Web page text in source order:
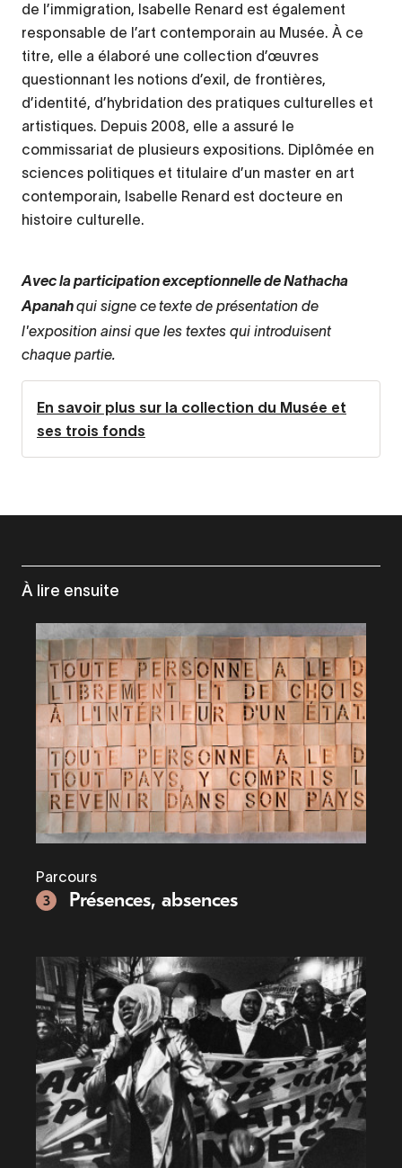
de l’immigration, Isabelle Renard est également
responsable de l’art contemporain au Musée. À ce
titre, elle a élaboré une collection d’œuvres
questionnant les notions d’exil, de frontières,
d’identité, d’hybridation des pratiques culturelles et
artistiques. Depuis 2008, elle a assuré le
commissariat de plusieurs expositions. Diplômée en
sciences politiques et titulaire d’un master en art
contemporain, Isabelle Renard est docteure en
histoire culturelle.
Avec la participation exceptionnelle de Nathacha
Apanah qui signe cetexte de présentation de
l'exposition ainsi que les textes qui introduisent
chaque partie.
En savoir plus sur la collection du Musée et
ses trois fonds
À lire ensuite
Parcours
3
Présences, absences